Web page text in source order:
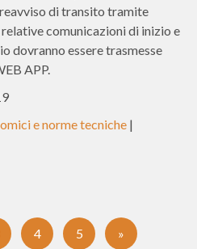
di transito tramite
relative comunicazioni di inizio e
dovranno essere trasmesse
APP.
e norme tecniche |
4 5 »